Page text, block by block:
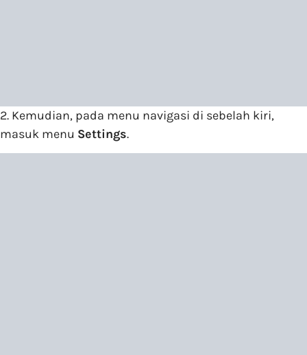
2. Kemudian, pada menu navigasi di sebelah kiri,
masuk menu Settings.